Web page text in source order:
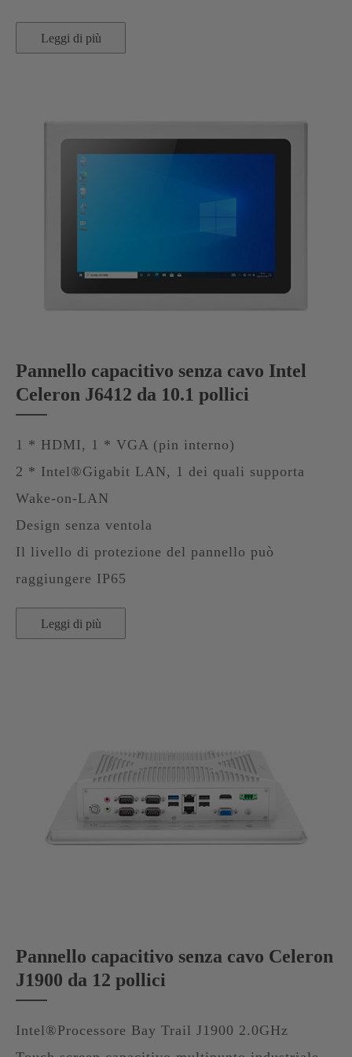
Leggi di più
Pannello capacitivo senza cavo Intel
Celeron J6412 da 10.1 pollici
1 * HDMI, 1 * VGA (pin interno)
2 * Intel®Gigabit LAN, 1 dei quali supporta
Wake-on-LAN
Design senza ventola
Il livello di protezione del pannello può
raggiungere IP65
Leggi di più
Pannello capacitivo senza cavo Celeron
J1900 da 12 pollici
Intel®Processore Bay Trail J1900 2.0GHz